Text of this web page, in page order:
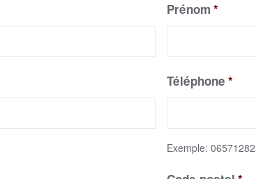
Prénom *
Téléphone *
Exemple: